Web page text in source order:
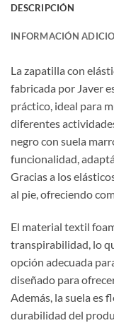
DESCRIPCIÓN
INFORMACIÓN
La zapatilla con
fabricada por Javer
práctico, ideal para
diferentes
negro con suela
funcionalidad,
Gracias a los
al pie, ofreciendo
El material textil
transpirabilidad, lo
opción adecuada
diseñado para
Además, la suela es
durabilidad del